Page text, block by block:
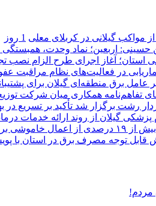
از مواکب گیلانی در کربلای معلی 1 روز
حسینی: اربعین؛ نماد وحدت،
استان؛ آغاز اجرای طرح الزام نصب
در فعالیت‌های نظام مراقبت
عامل برق منطقه‌ای گیلان برای
تفاهم‌نامه همكاری میان شركت توزیع
رشت برگزار شد تأکید بر تسریع در
پزشکی گیلان از روند ارائه خدمات
مشتركان
مصرف برق در استان با پویش «۲۵درجه؛ قرار